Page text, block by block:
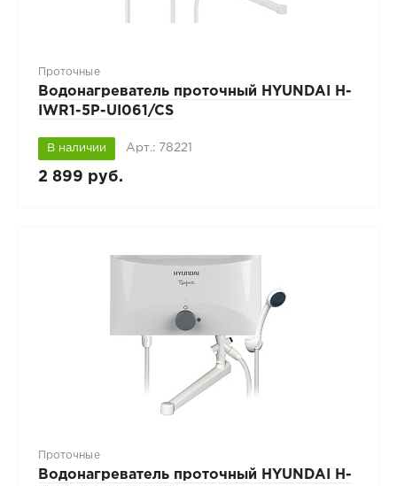
Проточные
Водонагреватель проточный HYUNDAI H-
IWR1-5P-UI061/CS
В наличии Арт.: 78221
2 899 руб.
Проточные
Водонагреватель проточный HYUNDAI H-